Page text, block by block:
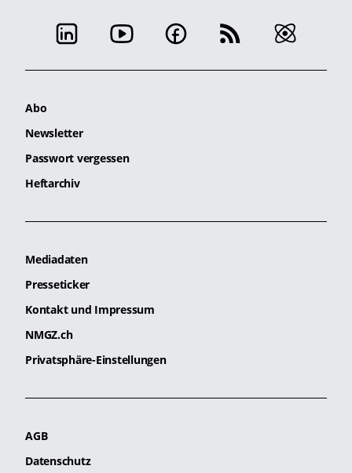
Abo
Newsletter
Passwort vergessen
Heftarchiv
Mediadaten
Presseticker
Kontakt und Impressum
NMGZ.ch
Privatsphäre-Einstellungen
AGB
Datenschutz